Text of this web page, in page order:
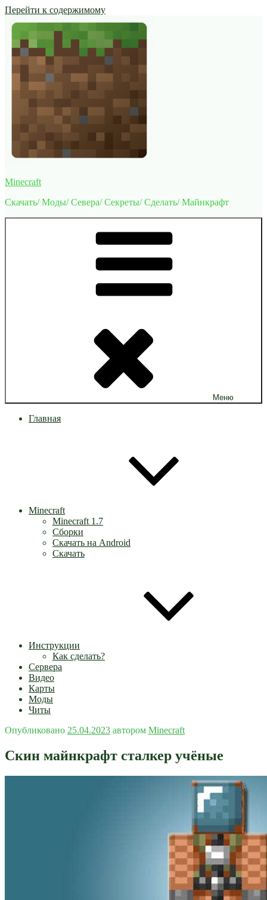
Перейти к содержимому
Minecraft
Скачать/ Моды/ Севера/ Секреты/ Сделать/ Майнкрафт
Меню
Главная
Minecraft
Minecraft 1.7
Сборки
Скачать на Android
Скачать
Инструкции
Как сделать?
Сервера
Видео
Карты
Моды
Читы
Опубликовано 25.04.2023 автором Minecraft
Скин майнкрафт сталкер учёные